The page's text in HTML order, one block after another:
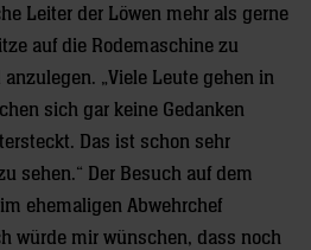
Leiter der Löwen mehr als gerne
auf die Rodemaschine zu
„Viele Leute gehen in
sich gar keine Gedanken
Das ist schon sehr
sehen.“ Der Besuch auf dem
ehemaligen Abwehrchef
würde mir wünschen, dass noch